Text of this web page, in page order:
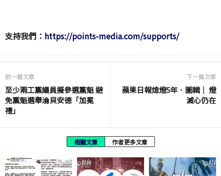
支持我們： https://points-media.com/supports/
前一篇文章
至少兩工黨議員擬參選黨魁 避
免黨魁選舉淪貝安德「加冕
禮」
下一篇文章
蘋果日報熄燈5年．圖輯｜ 燈
滅心仍在
相關文章 作者更多文章